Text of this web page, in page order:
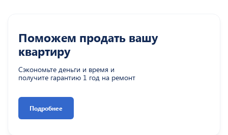
Поможем продать вашу
квартиру
Сэкономьте деньги и время и
получите гарантию 1 год на ремонт
Подробнее